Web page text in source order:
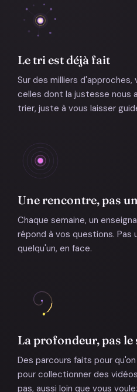
Le tri est déjà fait
Sur des milliers
celles dont la justesse nous
trier, juste à vous laisser
Une rencontre, pas
Chaque semaine, un
répond à vos questions. Pas
quelqu'un, en face.
La profondeur, pas
Des parcours faits pour
pour collectionner des
pas, aussi loin que vous